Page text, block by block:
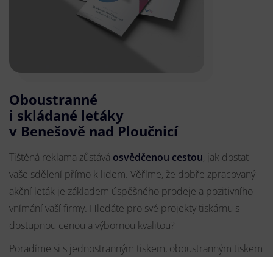
Oboustranné
i skládané letáky
v Benešově nad Ploučnicí
Tištěná reklama zůstává osvědčenou cestou, jak dostat
vaše sdělení přímo k lidem. Věříme, že dobře zpracovaný
akční leták je základem úspěšného prodeje a pozitivního
vnímání vaší firmy. Hledáte pro své projekty tiskárnu s
dostupnou cenou a výbornou kvalitou?
Poradíme si s jednostranným tiskem, oboustranným tiskem